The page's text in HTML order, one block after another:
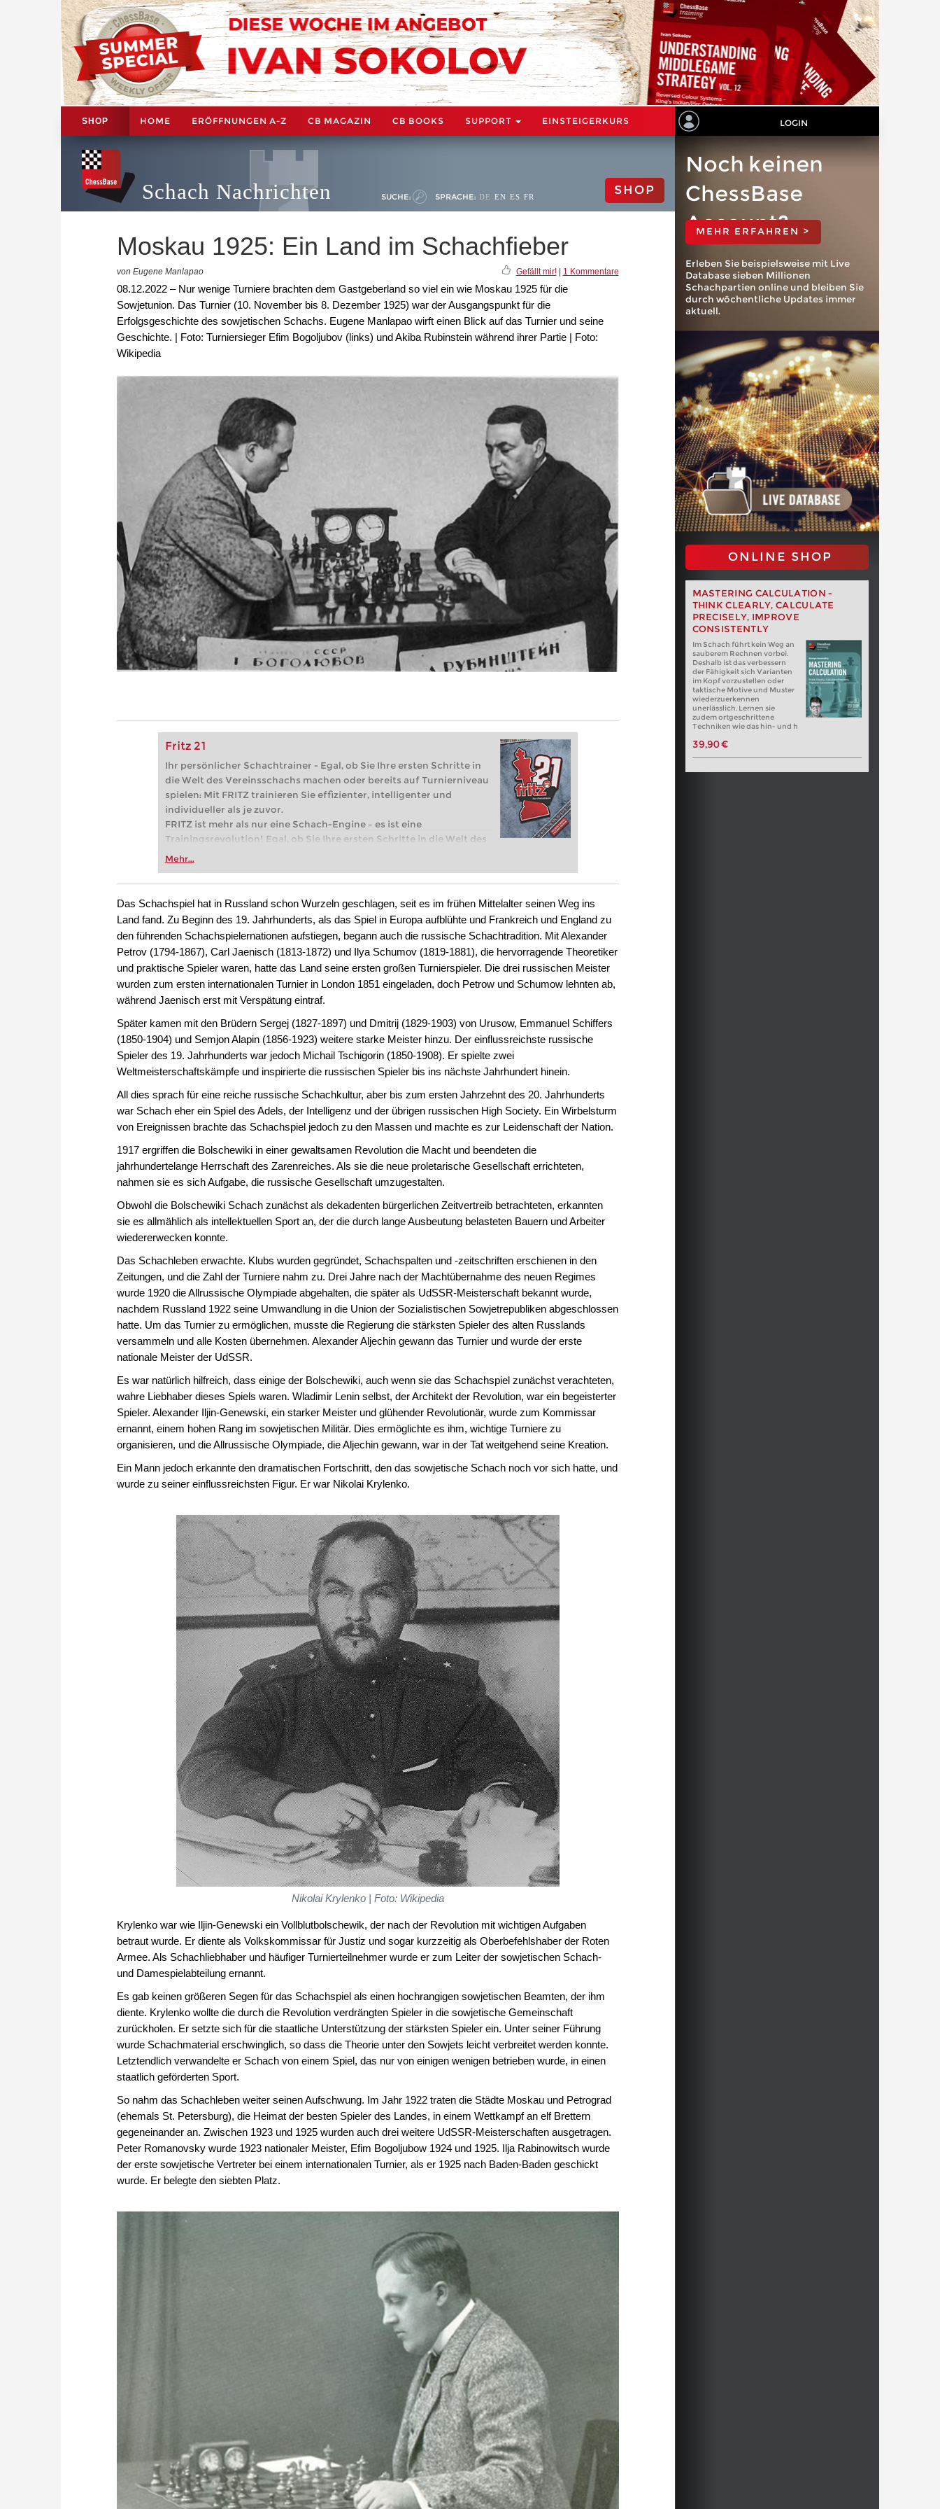
SHOP HOME ERÖFFNUNGEN A-Z CB MAGAZIN CB BOOKS SUPPORT EINSTEIGERKURS LOGIN
Schach Nachrichten SUCHE: SPRACHE: DE EN ES FR SHOP
Moskau 1925: Ein Land im Schachfieber
von Eugene Manlapao Gefällt mir!| 1 Kommentare
08.12.2022 – Nur wenige Turniere brachten dem Gastgeberland so viel ein wie Moskau 1925 für die
Sowjetunion. Das Turnier (10. November bis 8. Dezember 1925) war der Ausgangspunkt für die
Erfolgsgeschichte des sowjetischen Schachs. Eugene Manlapao wirft einen Blick auf das Turnier und seine
Geschichte. | Foto: Turniersieger Efim Bogoljubov (links) und Akiba Rubinstein während ihrer Partie | Foto:
Wikipedia
Fritz 21
Ihr persönlicher Schachtrainer - Egal, ob Sie Ihre ersten Schritte in
die Welt des Vereinsschachs machen oder bereits auf Turnierniveau
spielen: Mit FRITZ trainieren Sie effizienter, intelligenter und
individueller als je zuvor.
FRITZ ist mehr als nur eine Schach-Engine – es ist eine
Trainingsrevolution! Egal, ob Sie Ihre ersten Schritte in die Welt des
Vereinsschachs machen oder bereits auf Turnierniveau spielen: Mit
zuvor.
Mehr...
Noch keinen
ChessBase
Account?
MEHR ERFAHREN >
Erleben Sie beispielsweise mit Live
Database sieben Millionen
Schachpartien online und bleiben Sie
durch wöchentliche Updates immer
aktuell.
ONLINE SHOP
MASTERING CALCULATION -
THINK CLEARLY, CALCULATE
PRECISELY, IMPROVE
CONSISTENTLY
Im Schach führt kein Weg an
sauberem Rechnen vorbei.
Deshalb ist das verbessern
der Fähigkeit sich Varianten
im Kopf vorzustellen oder
taktische Motive und Muster
wiederzuerkennen
unerlässlich. Lernen sie
zudem ortgeschrittene
Techniken wie das hin- und h
39,90 €
Das Schachspiel hat in Russland schon Wurzeln geschlagen, seit es im frühen Mittelalter seinen Weg ins
Land fand. Zu Beginn des 19. Jahrhunderts, als das Spiel in Europa aufblühte und Frankreich und England zu
den führenden Schachspielernationen aufstiegen, begann auch die russische Schachtradition. Mit Alexander
Petrov (1794-1867), Carl Jaenisch (1813-1872) und Ilya Schumov (1819-1881), die hervorragende Theoretiker
und praktische Spieler waren, hatte das Land seine ersten großen Turnierspieler. Die drei russischen Meister
wurden zum ersten internationalen Turnier in London 1851 eingeladen, doch Petrow und Schumow lehnten ab,
während Jaenisch erst mit Verspätung eintraf.
Später kamen mit den Brüdern Sergej (1827-1897) und Dmitrij (1829-1903) von Urusow, Emmanuel Schiffers
(1850-1904) und Semjon Alapin (1856-1923) weitere starke Meister hinzu. Der einflussreichste russische
Spieler des 19. Jahrhunderts war jedoch Michail Tschigorin (1850-1908). Er spielte zwei
Weltmeisterschaftskämpfe und inspirierte die russischen Spieler bis ins nächste Jahrhundert hinein.
All dies sprach für eine reiche russische Schachkultur, aber bis zum ersten Jahrzehnt des 20. Jahrhunderts
war Schach eher ein Spiel des Adels, der Intelligenz und der übrigen russischen High Society. Ein Wirbelsturm
von Ereignissen brachte das Schachspiel jedoch zu den Massen und machte es zur Leidenschaft der Nation.
1917 ergriffen die Bolschewiki in einer gewaltsamen Revolution die Macht und beendeten die
jahrhundertelange Herrschaft des Zarenreiches. Als sie die neue proletarische Gesellschaft errichteten,
nahmen sie es sich Aufgabe, die russische Gesellschaft umzugestalten.
Obwohl die Bolschewiki Schach zunächst als dekadenten bürgerlichen Zeitvertreib betrachteten, erkannten
sie es allmählich als intellektuellen Sport an, der die durch lange Ausbeutung belasteten Bauern und Arbeiter
wiedererwecken konnte.
Das Schachleben erwachte. Klubs wurden gegründet, Schachspalten und -zeitschriften erschienen in den
Zeitungen, und die Zahl der Turniere nahm zu. Drei Jahre nach der Machtübernahme des neuen Regimes
wurde 1920 die Allrussische Olympiade abgehalten, die später als UdSSR-Meisterschaft bekannt wurde,
nachdem Russland 1922 seine Umwandlung in die Union der Sozialistischen Sowjetrepubliken abgeschlossen
hatte. Um das Turnier zu ermöglichen, musste die Regierung die stärksten Spieler des alten Russlands
versammeln und alle Kosten übernehmen. Alexander Aljechin gewann das Turnier und wurde der erste
nationale Meister der UdSSR.
Es war natürlich hilfreich, dass einige der Bolschewiki, auch wenn sie das Schachspiel zunächst verachteten,
wahre Liebhaber dieses Spiels waren. Wladimir Lenin selbst, der Architekt der Revolution, war ein begeisterter
Spieler. Alexander Iljin-Genewski, ein starker Meister und glühender Revolutionär, wurde zum Kommissar
ernannt, einem hohen Rang im sowjetischen Militär. Dies ermöglichte es ihm, wichtige Turniere zu
organisieren, und die Allrussische Olympiade, die Aljechin gewann, war in der Tat weitgehend seine Kreation.
Ein Mann jedoch erkannte den dramatischen Fortschritt, den das sowjetische Schach noch vor sich hatte, und
wurde zu seiner einflussreichsten Figur. Er war Nikolai Krylenko.
Nikolai Krylenko | Foto: Wikipedia
Krylenko war wie Iljin-Genewski ein Vollblutbolschewik, der nach der Revolution mit wichtigen Aufgaben
betraut wurde. Er diente als Volkskommissar für Justiz und sogar kurzzeitig als Oberbefehlshaber der Roten
Armee. Als Schachliebhaber und häufiger Turnierteilnehmer wurde er zum Leiter der sowjetischen Schach-
und Damespielabteilung ernannt.
Es gab keinen größeren Segen für das Schachspiel als einen hochrangigen sowjetischen Beamten, der ihm
diente. Krylenko wollte die durch die Revolution verdrängten Spieler in die sowjetische Gemeinschaft
zurückholen. Er setzte sich für die staatliche Unterstützung der stärksten Spieler ein. Unter seiner Führung
wurde Schachmaterial erschwinglich, so dass die Theorie unter den Sowjets leicht verbreitet werden konnte.
Letztendlich verwandelte er Schach von einem Spiel, das nur von einigen wenigen betrieben wurde, in einen
staatlich geförderten Sport.
So nahm das Schachleben weiter seinen Aufschwung. Im Jahr 1922 traten die Städte Moskau und Petrograd
(ehemals St. Petersburg), die Heimat der besten Spieler des Landes, in einem Wettkampf an elf Brettern
gegeneinander an. Zwischen 1923 und 1925 wurden auch drei weitere UdSSR-Meisterschaften ausgetragen.
Peter Romanovsky wurde 1923 nationaler Meister, Efim Bogoljubow 1924 und 1925. Ilja Rabinowitsch wurde
der erste sowjetische Vertreter bei einem internationalen Turnier, als er 1925 nach Baden-Baden geschickt
wurde. Er belegte den siebten Platz.